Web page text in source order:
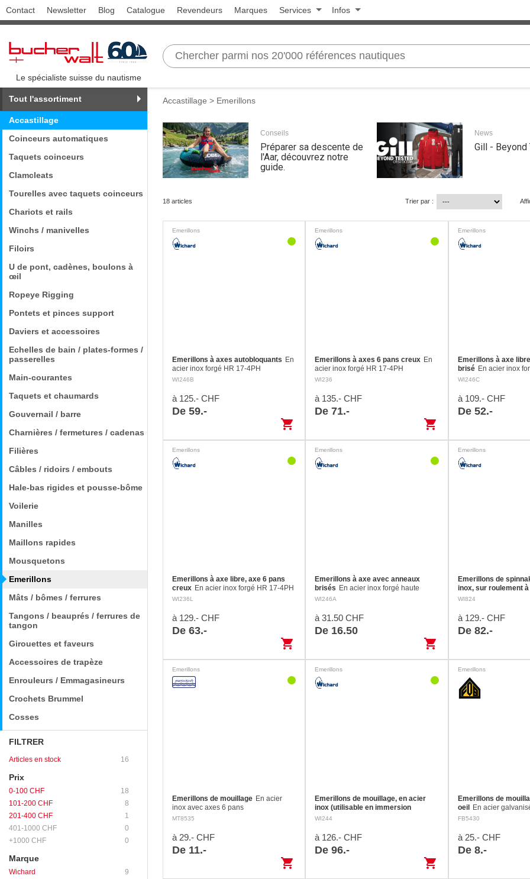
Contact Newsletter Blog Catalogue Revendeurs Marques Services Infos
Le spécialiste suisse du nautisme
Tout l'assortiment
Accastillage
Coinceurs automatiques
Taquets coinceurs
Clamcleats
Tourelles avec taquets coinceurs
Chariots et rails
Winchs / manivelles
Filoirs
U de pont, cadènes, boulons à
œil
Ropeye Rigging
Pontets et pinces support
Daviers et accessoires
Echelles de bain / plates-formes /
passerelles
Main-courantes
Taquets et chaumards
Gouvernail / barre
Charnières / fermetures / cadenas
Filières
Câbles / ridoirs / embouts
Hale-bas rigides et pousse-bôme
Voilerie
Manilles
Maillons rapides
Mousquetons
Emerillons
Mâts / bômes / ferrures
Tangons / beauprés / ferrures de
tangon
Girouettes et faveurs
Accessoires de trapèze
Enrouleurs / Emmagasineurs
Crochets Brummel
Cosses
FILTRER
Articles en stock 16
Prix
0-100 CHF
18
101-200 CHF
8
201-400 CHF
1
401-1000 CHF
0
+1000 CHF
0
Marque
Wichard
9
Accastillage > Emerillons
Conseils
Préparer sa descente de
l'Aar, découvrez notre
guide.
News
Gill - Beyond
18 articles Trier par :
Emerillons
Emerillons à axes autobloquants En
acier inox forgé HR 17-4PH
WI246B
à 125.- CHF
De 59.-
shopping_cart
Emerillons
Emerillons à axes 6 pans creux En
acier inox forgé HR 17-4PH
WI236
à 135.- CHF
De 71.-
shopping_cart
Emerillons
Emerillons à axe
brisé En acier inox
WI246C
à 109.- CHF
De 52.-
Emerillons
Emerillons à axe libre, axe 6 pans
creux En acier inox forgé HR 17-4PH
WI236L
à 129.- CHF
De 63.-
shopping_cart
Emerillons
Emerillons à axe avec anneaux
brisés En acier inox forgé haute
résistance Axes à anneau brisé.
WI246A
à 31.50 CHF
De 16.50
shopping_cart
Emerillons
Emerillons de
inox, sur roulement à
acier inox haute
WI824
à 129.- CHF
De 82.-
Emerillons
Emerillons de mouillage En acier
inox avec axes 6 pans
MT8535
à 29.- CHF
De 11.-
shopping_cart
Emerillons
Emerillons de mouillage, en acier
inox (utilisable en immersion
permanente)
WI244
à 126.- CHF
De 96.-
shopping_cart
Emerillons
Emerillons de
oeil En acier
FB5430
à 25.- CHF
De 8.-